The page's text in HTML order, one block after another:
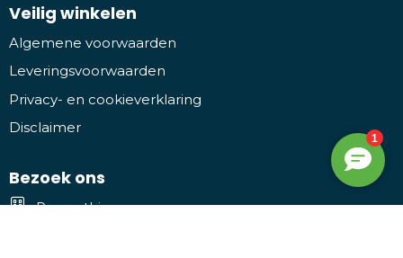
Veilig winkelen
Algemene voorwaarden
Leveringsvoorwaarden
Privacy- en cookieverklaring
Disclaimer
Bezoek ons
Promothing